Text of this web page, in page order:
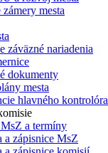
mesta
záväzné nariadenia
dokumenty
mesta
hlavného kontrolóra
a termíny
a zápisnice MsZ